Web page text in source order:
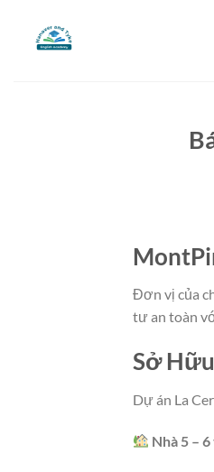
Đơn vị của
tư an toàn
Sở
Dự án La
Nhà 5 –